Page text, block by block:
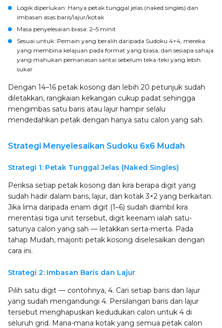
Logik diperlukan: Hanya petak tunggal jelas (naked singles) dan
imbasan asas baris/lajur/kotak
Masa penyelesaian biasa: 2–5 minit
Sesuai untuk: Pemain yang beralih daripada Sudoku 4×4, mereka
yang membina kelajuan pada format yang biasa, dan sesiapa sahaja
yang mahukan pemanasan santai sebelum teka-teki yang lebih
sukar
Dengan 14–16 petak kosong dan lebih 20 petunjuk sudah
diletakkan, rangkaian kekangan cukup padat sehingga
mengimbas satu baris atau lajur hampir selalu
mendedahkan petak dengan hanya satu calon yang sah.
Strategi Menyelesaikan Sudoku 6x6 Mudah
Strategi 1: Petak Tunggal Jelas (Naked Singles)
Periksa setiap petak kosong dan kira berapa digit yang
sudah hadir dalam baris, lajur, dan kotak 3×2 yang berkaitan.
Jika lima daripada enam digit (1–6) sudah diambil kira
merentasi tiga unit tersebut, digit keenam ialah satu-
satunya calon yang sah — letakkan serta-merta. Pada
tahap Mudah, majoriti petak kosong diselesaikan dengan
cara ini.
Strategi 2: Imbasan Baris dan Lajur
Pilih satu digit — contohnya, 4. Cari setiap baris dan lajur
yang sudah mengandungi 4. Persilangan baris dan lajur
tersebut menghapuskan kedudukan calon untuk 4 di
seluruh grid. Mana-mana kotak yang semua petak calon